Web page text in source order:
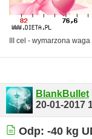
III cel - wymarzona
BlankBullet
20-01-2017
Odp: -40 kg